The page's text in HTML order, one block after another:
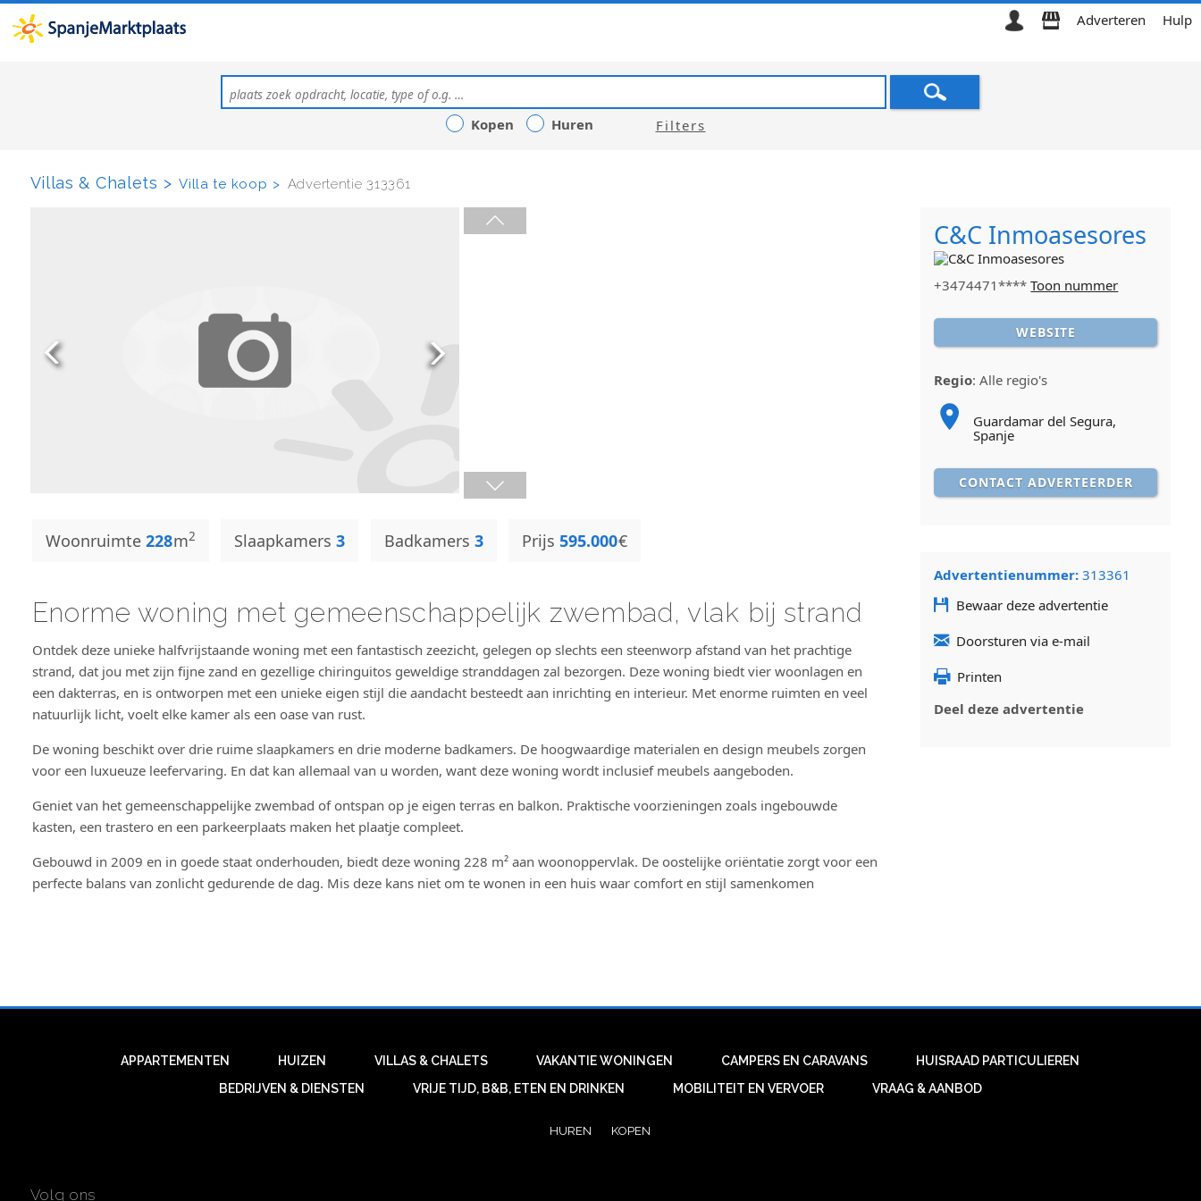
Adverteren Hulp
Kopen Huren Filters
Villas & Chalets Villa te koop Advertentie 313361
Woonruimte 228m2 Slaapkamers 3 Badkamers 3 Prijs 595.000€
Enorme woning met gemeenschappelijk zwembad, vlak bij strand
Ontdek deze unieke halfvrijstaande woning met een fantastisch zeezicht, gelegen op slechts een steenworp afstand van het prachtige
strand, dat jou met zijn fijne zand en gezellige chiringuitos geweldige stranddagen zal bezorgen. Deze woning biedt vier woonlagen en
een dakterras, en is ontworpen met een unieke eigen stijl die aandacht besteedt aan inrichting en interieur. Met enorme ruimten en veel
natuurlijk licht, voelt elke kamer als een oase van rust.
De woning beschikt over drie ruime slaapkamers en drie moderne badkamers. De hoogwaardige materialen en design meubels zorgen
voor een luxueuze leefervaring. En dat kan allemaal van u worden, want deze woning wordt inclusief meubels aangeboden.
Geniet van het gemeenschappelijke zwembad of ontspan op je eigen terras en balkon. Praktische voorzieningen zoals ingebouwde
kasten, een trastero en een parkeerplaats maken het plaatje compleet.
Gebouwd in 2009 en in goede staat onderhouden, biedt deze woning 228 m² aan woonoppervlak. De oostelijke oriëntatie zorgt voor een
perfecte balans van zonlicht gedurende de dag. Mis deze kans niet om te wonen in een huis waar comfort en stijl samenkomen
C&C Inmoasesores
+3474471**** Toon nummer
WEBSITE
Regio:Alle regio's
Guardamar del Segura,
Spanje
CONTACT ADVERTEERDER
Advertentienummer: 313361
Bewaar deze advertentie
Doorsturen via e-mail
Printen
Deel deze advertentie
APPARTEMENTEN HUIZEN VILLAS & CHALETS VAKANTIE WONINGEN CAMPERS EN CARAVANS
HUISRAAD PARTICULIEREN
BEDRIJVEN & DIENSTEN
VRIJE TIJD, B&B, ETEN EN DRINKEN MOBILITEIT EN VERVOER VRAAG & AANBOD
HUREN KOPEN
Volg ons